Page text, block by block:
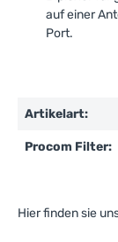
auf einer
Port.
Artikelart:
Procom Filter:
Hier finden sie